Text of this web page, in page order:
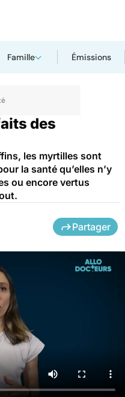
Famille Émissions
des
les myrtilles sont
la santé qu’elles n’y
ou encore vertus
Partager